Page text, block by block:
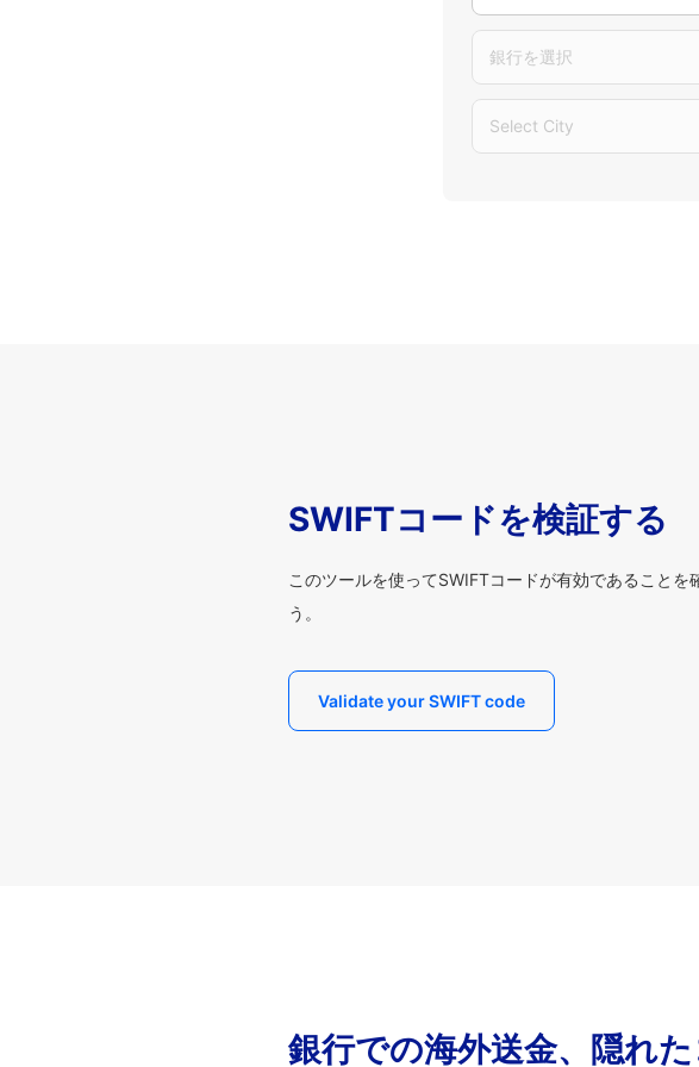
銀行を選択
Select City
SWIFTコードを検証する
このツールを使ってSWIFTコードが有効であることを
う。
Validate your SWIFT code
銀行での海外送金、隠れ